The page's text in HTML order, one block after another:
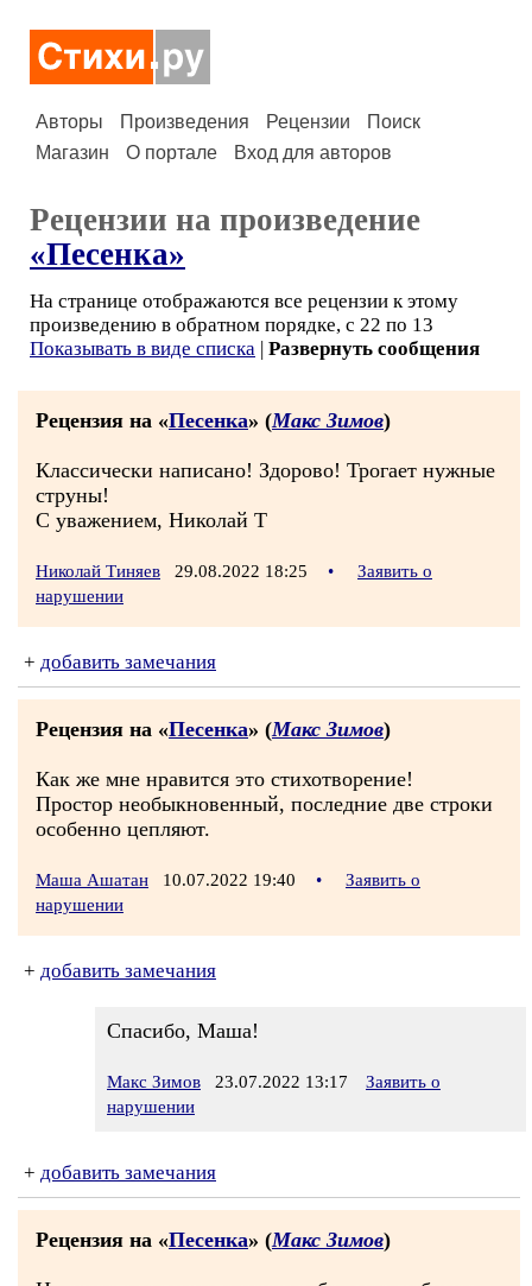
Авторы Произведения Рецензии
Поиск
Магазин
О портале Вход для авторов
Рецензии на произведение
«Песенка»
На странице отображаются все рецензии к этому
произведению в обратном порядке, с 22 по 13
Показывать в виде списка | Развернуть сообщения
Рецензия на «Песенка» (Макс Зимов)
Классически написано! Здорово! Трогает нужные
струны!
С уважением, Николай Т
Николай Тиняев 29.08.2022 18:25 •
Заявить о
нарушении
+ добавить замечания
Рецензия на «Песенка» (Макс Зимов)
Как же мне нравится это стихотворение!
Простор необыкновенный, последние две строки
особенно цепляют.
Маша Ашатан 10.07.2022 19:40 •
Заявить о
нарушении
+ добавить замечания
Спасибо, Маша!
Макс Зимов 23.07.2022 13:17
Заявить о
нарушении
+ добавить замечания
Рецензия на «Песенка» (Макс Зимов)